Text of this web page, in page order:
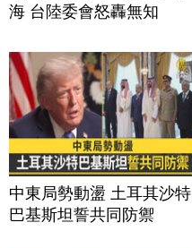
海 台陸委會怒轟無知
中東局勢動盪 土耳其沙特
巴基斯坦誓共同防禦